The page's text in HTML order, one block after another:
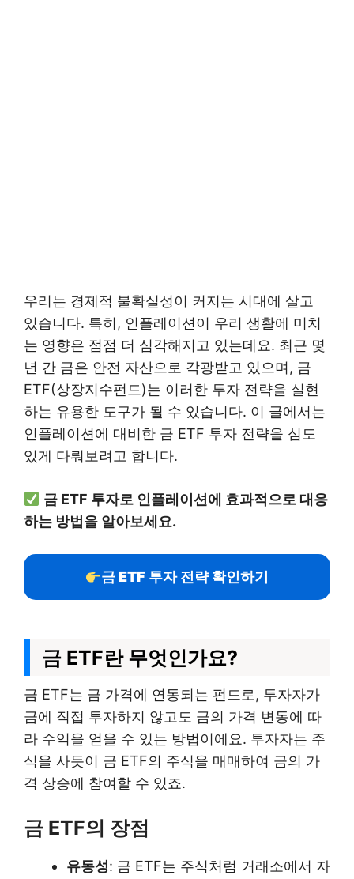
우리는 경제적 불확실성이 커지는 시대에 살고
있습니다. 특히, 인플레이션이 우리 생활에 미치
는 영향은 점점 더 심각해지고 있는데요. 최근 몇
년 간 금은 안전 자산으로 각광받고 있으며, 금
ETF(상장지수펀드)는 이러한 투자 전략을 실현
하는 유용한 도구가 될 수 있습니다. 이 글에서는
인플레이션에 대비한 금 ETF 투자 전략을 심도
있게 다뤄보려고 합니다.
금 ETF 투자로 인플레이션에 효과적으로 대응
하는 방법을 알아보세요.
금 ETF 투자 전략 확인하기
금 ETF란 무엇인가요?
금 ETF는 금 가격에 연동되는 펀드로, 투자자가
금에 직접 투자하지 않고도 금의 가격 변동에 따
라 수익을 얻을 수 있는 방법이에요. 투자자는 주
식을 사듯이 금 ETF의 주식을 매매하여 금의 가
격 상승에 참여할 수 있죠.
금 ETF의 장점
유동성: 금 ETF는 주식처럼 거래소에서 자